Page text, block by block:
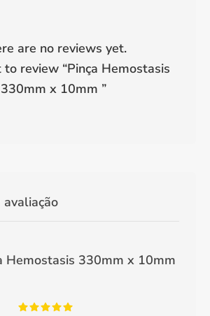
are no reviews yet.
review “Pinça Hemostasis
330mm x 10mm ”
avaliação
Hemostasis 330mm x 10mm